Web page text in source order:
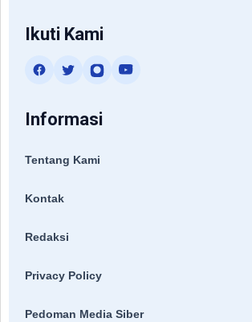
Ikuti Kami
Informasi
Tentang Kami
Kontak
Redaksi
Privacy Policy
Pedoman Media Siber